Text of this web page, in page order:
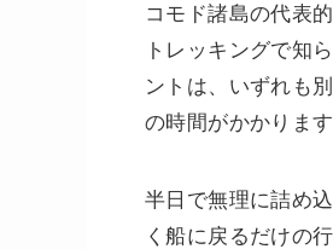
コモド諸島の代表
トレッキングで知
ントは、いずれも
の時間がかかります
半日で無理に詰め
く船に戻るだけの